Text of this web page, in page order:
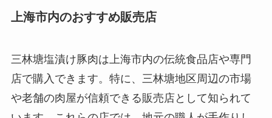
上海市内のおすすめ販売店
三林塘塩漬け豚肉は上海市内の伝統食品店や専門
店で購入できます。特に、三林塘地区周辺の市場
や老舗の肉屋が信頼できる販売店として知られて